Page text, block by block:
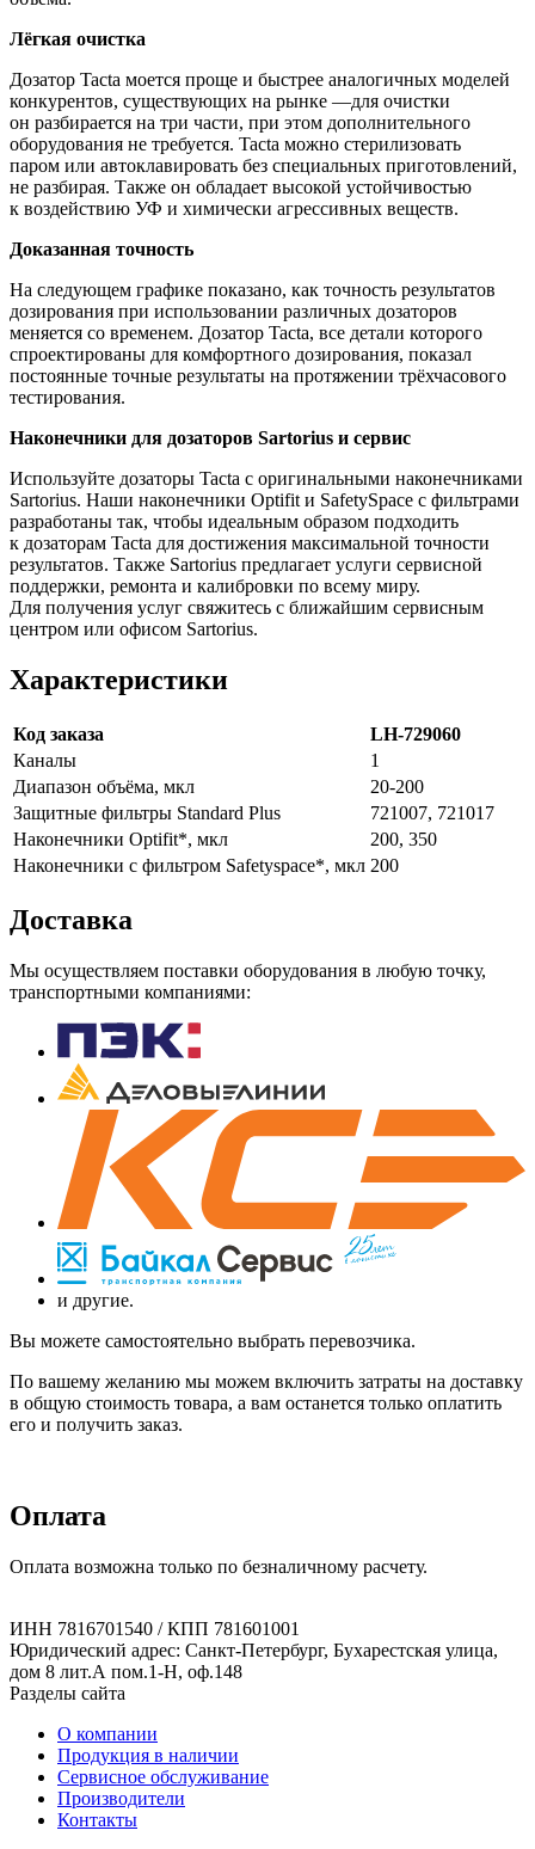
Лёгкая очистка
Дозатор Tacta моется проще и быстрее аналогичных моделей
конкурентов, существующих на рынке ―для очистки
он разбирается на три части, при этом дополнительного
оборудования не требуется. Tacta можно стерилизовать
паром или автоклавировать без специальных приготовлений,
не разбирая. Также он обладает высокой устойчивостью
к воздействию УФ и химически агрессивных веществ.
Доказанная точность
На следующем графике показано, как точность результатов
дозирования при использовании различных дозаторов
меняется со временем. Дозатор Tacta, все детали которого
спроектированы для комфортного дозирования, показал
постоянные точные результаты на протяжении трёхчасового
тестирования.
Наконечники для дозаторов Sartorius и сервис
Используйте дозаторы Tacta с оригинальными наконечниками
Sartorius. Наши наконечники Optifit и SafetySpace с фильтрами
разработаны так, чтобы идеальным образом подходить
к дозаторам Tacta для достижения максимальной точности
результатов. Также Sartorius предлагает услуги сервисной
поддержки, ремонта и калибровки по всему миру.
Для получения услуг свяжитесь с ближайшим сервисным
центром или офисом Sartorius.
Характеристики
Код заказа
LH-729060
Каналы
1
Диапазон объёма, мкл
20-200
Защитные фильтры Standard Plus
721007, 721017
Наконечники Optifit*, мкл
200, 350
Наконечники с фильтром Safetyspace*, мкл 200
Доставка
Мы осуществляем поставки оборудования в любую точку,
транспортными компаниями:
и другие.
Вы можете самостоятельно выбрать перевозчика.
По вашему желанию мы можем включить затраты на доставку
в общую стоимость товара, а вам останется только оплатить
его и получить заказ.
Оплата
Оплата возможна только по безналичному расчету.
ИНН 7816701540 / КПП 781601001
Юридический адрес: Санкт-Петербург, Бухарестская улица,
дом 8 лит.А пом.1-Н, оф.148
Разделы сайта
О компании
Продукция в наличии
Сервисное обслуживание
Производители
Контакты